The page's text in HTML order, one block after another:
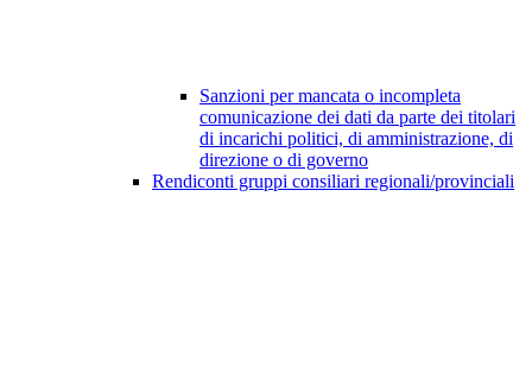
Sanzioni per mancata o incompleta
comunicazione dei dati da parte dei titolari
di incarichi politici, di amministrazione, di
direzione o di governo
Rendiconti gruppi consiliari regionali/provinciali